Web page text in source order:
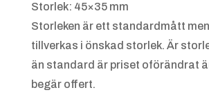
till
Storlek: 45×35 mm
Storleken är ett standardmått
tillverkas i önskad storlek. Är
än standard är priset oförändrat
begär offert.